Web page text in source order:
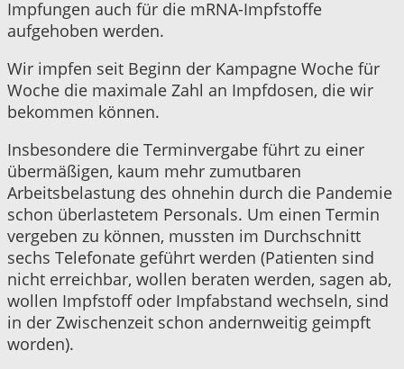
Impfungen auch für die mRNA-Impfstoffe
aufgehoben werden.
Wir impfen seit Beginn der Kampagne Woche für
Woche die maximale Zahl an Impfdosen, die wir
bekommen können.
Insbesondere die Terminvergabe führt zu einer
übermäßigen, kaum mehr zumutbaren
Arbeitsbelastung des ohnehin durch die Pandemie
schon überlastetem Personals. Um einen Termin
vergeben zu können, mussten im Durchschnitt
sechs Telefonate geführt werden (Patienten sind
nicht erreichbar, wollen beraten werden, sagen ab,
wollen Impfstoff oder Impfabstand wechseln, sind
in der Zwischenzeit schon andernweitig geimpft
worden).